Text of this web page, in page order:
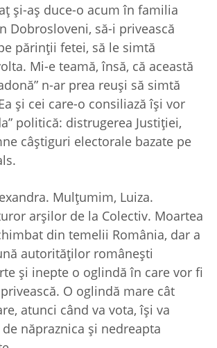
şi-aş duce-o acum în familia
Dobrosloveni, să-i privească
părinţii fetei, să le simtă
Mi-e teamă, însă, că această
n-ar prea reuşi să simtă
şi cei care-o consiliază îşi vor
politică: distrugerea Justiţiei,
câştiguri electorale bazate pe
Mulţumim, Luiza.
arşilor de la Colectiv. Moartea
din temelii România, dar a
autorităţilor româneşti
şi inepte o oglindă în care vor fi
O oglindă mare cât
atunci când va vota, îşi va
năpraznica şi nedreapta